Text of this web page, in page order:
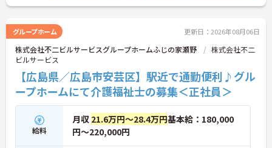
グループホーム 更新日：2026年08月06日
株式会社不二ビルサービスグループホームふじの家瀬野
株式会社不二
ビルサービス
【広島県／広島市安芸区】駅近で通勤便利♪グル
ープホームにて介護福祉士の募集＜正社員＞
給料
月収 21.6万円～28.4万円基本給：180,000
円～220,000円